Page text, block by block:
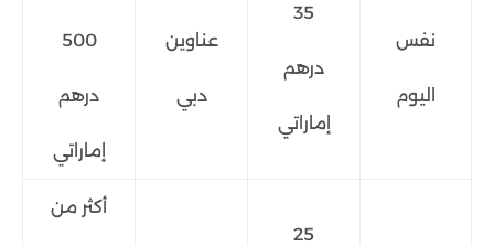
نفس
اليوم
35
درهم
إماراتي
عناوين
دبي
500
درهم
إماراتي
25
أكثر من